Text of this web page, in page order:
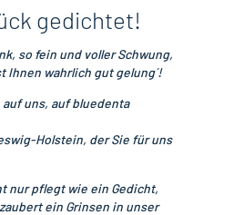
gedichtet!
so fein und voller Schwung,
Ihnen wahrlich gut gelung´!
uns, auf bluedenta
Holstein, der Sie für uns
nur pflegt wie ein Gedicht,
ein Grinsen in unser